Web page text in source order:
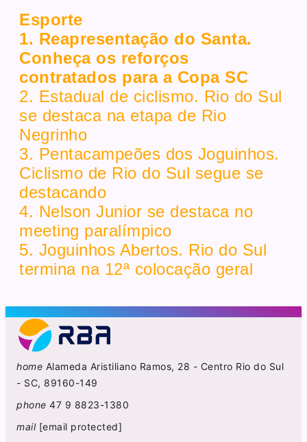
Esporte
1. Reapresentação do Santa.
Conheça os reforços
contratados para a Copa SC
2. Estadual de ciclismo. Rio do Sul
se destaca na etapa de Rio
Negrinho
3. Pentacampeões dos Joguinhos.
Ciclismo de Rio do Sul segue se
destacando
4. Nelson Junior se destaca no
meeting paralímpico
5. Joguinhos Abertos. Rio do Sul
termina na 12ª colocação geral
home Alameda Aristiliano Ramos, 28 - Centro Rio do Sul
- SC, 89160-149
phone 47 9 8823-1380
mail [email protected]